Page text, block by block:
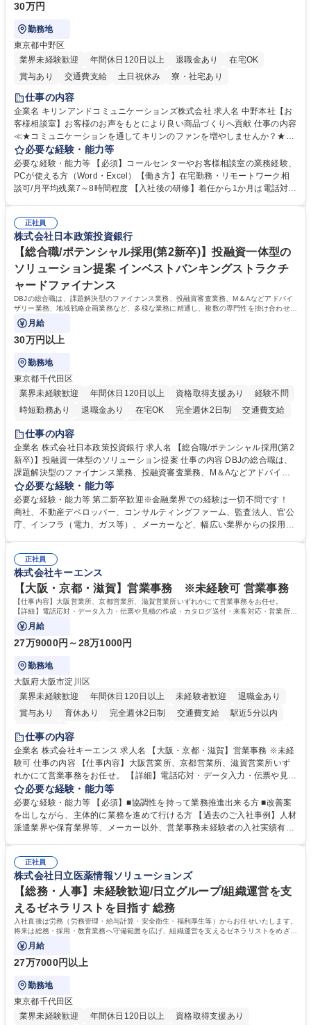
30万円
勤務地
東京都中野区
業界未経験歓迎
年間休日120日以上 退職金あり
在宅OK
賞与あり
交通費支給 土日祝休み 寮・社宅あり
仕事の内容
企業名 キリンアンドコミュニケーションズ株式会社 求人名 中野本社【お
客様相談室】お客様のお声をもとにより良い商品づくりへ貢献 仕事の内容
≪★コミュニケーションを通してキリンのファンを増やしませんか？★≫
お客様のお声をより良い商品づくりに活かしていく上で、窓口となるお客
様相談室でのお仕事です。 日々お客様からいただくキリングループへのご
意見を、企業活動に活かしています。お客様からの声に迅速かつ誠意をも
って対応、情報提供するとともにグループ内活動に反映しています。 【具
平均100件前後■メール・手紙：同上40件前後 募集職種 中野本社【お客様
相談室】お客様のお声をもとにより良い商品づくりへ貢献
必要な経験・能力等
必要な経験・能力等 【必須】コールセンターやお客様相談室の業務経験、
PCが使える方（Word・Excel）【働き方】在宅勤務・リモートワーク相
談可/月平均残業7～8時間程度 【入社後の研修】着任から1か月は電話対応
すのでご安心ください。 【当社について】キリングループの広報機能を担
う会社として、お客様との出会いを大切にし、磨き上げたホスピタリティ
を込めてコミュニケーションをとりながら広報関連業務を行っておりま
す。 学歴・資格 学歴：大学院 大学 高専 短大 専修学校 高校 語学力： 資
格：
正社員
株式会社日本政策投資銀行
【総合職/ポテンシャル採用(第2新卒)】投融資一体型の
ソリューション提案 インベストバンキングストラクチ
ャードファイナンス
DBJの総合職は、課題解決型のファイナンス業務、投融資審査業務、M＆Aなどアドバイ
ザリー業務、地域戦略企画業務など、多様な業務に精通し、複数の専門性を掛け合わせて
広く社会に貢献していく職種です。
月給
30万円以上
勤務地
東京都千代田区
業界未経験歓迎
年間休日120日以上 資格取得支援あり
経験不問
時短勤務あり
退職金あり 在宅OK 完全週休2日制
交通費支給
駅近5分以内
食事補助あり
託児所あり
仕事の内容
企業名 株式会社日本政策投資銀行 求人名 【総合職/ポテンシャル採用(第2
新卒)】投融資一体型のソリューション提案 仕事の内容 DBJの総合職は、
課題解決型のファイナンス業務、投融資審査業務、M＆Aなどアドバイザ
リー業務、地域戦略企画業務など、多様な業務に精通し、複数の専門性を
掛け合わせて広く社会に貢献していく職種です。 入社後は、横断的なロー
テーションを経て適性や専門性に応じたキャリアを形成していただきま
す。総合職として入社いただき、下記いずれかの部門でご活躍いただきま
ート・ナレッジ業務 ※それぞれの業務内容に関しては、別途その他労働条
件備考欄に記載 募集職種 【総合職/ポテンシャル採用(第2新卒)】投融資一
体型のソリューション提案
必要な経験・能力等
必要な経験・能力等 第二新卒歓迎※金融業界での経験は一切不問です！
商社、不動産デベロッパー、コンサルティングファーム、監査法人、官公
庁、インフラ（電力、ガス等）、メーカーなど、幅広い業界からの採用実
く高い志を併せもった人材を求めています。ポテンシャル採用（第2新
卒）では、金融業界での経験や知識を問いません。新たな時代を見据え
て、複雑化する社会課題の解決に向けて先鞭をつける役割を担いたい、と
いう気概をお持ちの方を心待ちにしています。 学歴・資格 学歴：大学院
大学 語学力： 資格：
正社員
株式会社キーエンス
【大阪・京都・滋賀】営業事務 ※未経験可 営業事務
【仕事内容】大阪営業所、京都営業所、滋賀営業所いずれかにて営業事務をお任せ。
【詳細】電話応対・データ入力・伝票や見積の作成・カタログ送付・来客対応・営業所内
で発生する事務業務や業務改善をお任せ。
月給
27万9000円～28万1000円
勤務地
大阪府大阪市淀川区
業界未経験歓迎
年間休日120日以上 未経験者歓迎
退職金あり
賞与あり
育休あり 完全週休2日制 交通費支給
駅近5分以内
土日祝休み
仕事の内容
企業名 株式会社キーエンス 求人名 【大阪・京都・滋賀】営業事務 ※未経
験可 仕事の内容 【仕事内容】大阪営業所、京都営業所、滋賀営業所いず
れかにて営業事務をお任せ。 【詳細】電話応対・データ入力・伝票や見積
の作成・カタログ送付・来客対応・営業所内で発生する事務業務や業務改
善をお任せ。 【教育制度】ご入社後、育成担当とペアになりながらOJTに
て業務を覚えていただくことが可能です。業務システムがきちんと構築さ
れているため、スムーズに仕事に慣れることができる環境です。また、
募集職種 【大阪・京都・滋賀】営業事務 ※未経験可
必要な経験・能力等
必要な経験・能力等 【必須】■協調性を持って業務推進出来る方 ■改善案
を出しながら、主体的に業務を進めて行ける方 【過去のご入社事例】人材
派遣業界や保育業界等、メーカー以外、営業事務未経験者の入社実績有
えて、お客様や社員の状況に合わせ、能動的なサポート、改善の動きも期
待され。組織を支えるスペシャリストとして、チームに貢献し、結果的に
社員から頼られる存在になることができます。平均19:30の退勤以降の業
務の持ち帰りも禁止されており、メリハリのある働き方となります。 学
歴・資格 学歴：大学院 大学 高専 短大 語学力： 資格：
正社員
株式会社日立医薬情報ソリューションズ
【総務・人事】未経験歓迎/日立グループ/組織運営を支
えるゼネラリストを目指す 総務
入社直後は労務（労務管理・給与計算・安全衛生・福利厚生等）からお任せいたします。
将来は総務・採用・教育業務へ守備範囲を広げ、組織運営を支えるゼネラリストをめざせ
ます。
月給
27万7000円以上
勤務地
東京都千代田区
業界未経験歓迎
年間休日120日以上 資格取得支援あり